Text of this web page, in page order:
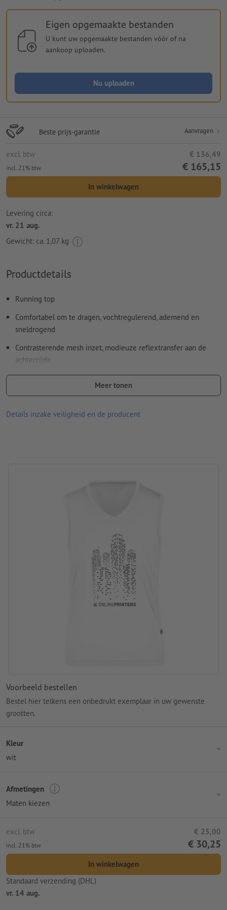
Eigen opgemaakte bestanden
U kunt uw opgemaakte bestanden vóór of na
aankoop uploaden.
Nu uploaden
Beste prijs-garantie Aanvragen
excl. btw € 136,49
incl. 21% btw € 165,15
In winkelwagen
Levering circa:
vr. 21 aug.
Gewicht: ca. 1,07 kg
Productdetails
Running top
Comfortabel om te dragen, vochtregulerend, ademend en
sneldrogend
Contrasterende mesh inzet, modieuze reflextransfer aan de
achterzijde
V-hals
Licht getailleerd
Strijken met een maximale temperatuur van 110°C
verwerking: zeef-transferdruk
Meer tonen
Details inzake veiligheid en de producent
Voorbeeld bestellen
Bestel hier telkens een onbedrukt exemplaar in uw gewenste
grootten.
Kleur
wit
Afmetingen
Maten kiezen
excl. btw € 25,00
incl. 21% btw € 30,25
In winkelwagen
Standaard verzending (DHL)
vr. 14 aug.